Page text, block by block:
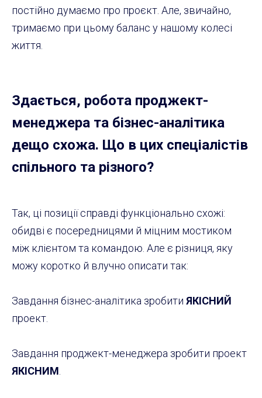
постійно думаємо про проєкт. Але, звичайно,
тримаємо при цьому баланс у нашому колесі
життя.
Здається, робота проджект-
менеджера та бізнес-аналітика
дещо схожа. Що в цих спеціалістів
спільного та різного?
Так, ці позиції справді функціонально схожі:
обидві є посередницями й міцним мостиком
між клієнтом та командою. Але є різниця, яку
можу коротко й влучно описати так:
Завдання бізнес-аналітика зробити ЯКІСНИЙ
проект.
Завдання проджект-менеджера зробити проект
ЯКІСНИМ